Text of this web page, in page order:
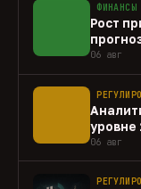
ФИНАНСЫ
Рост
capex
06 авг
уровне
06 авг